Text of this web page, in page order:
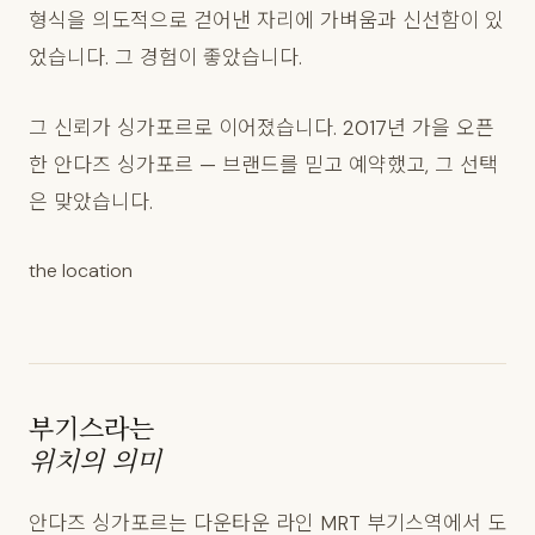
형식을 의도적으로 걷어낸 자리에 가벼움과 신선함이 있
었습니다. 그 경험이 좋았습니다.
그 신뢰가 싱가포르로 이어졌습니다. 2017년 가을 오픈
한 안다즈 싱가포르 — 브랜드를 믿고 예약했고, 그 선택
은 맞았습니다.
the location
부기스라는
위치의 의미
안다즈 싱가포르는 다운타운 라인 MRT 부기스역에서 도